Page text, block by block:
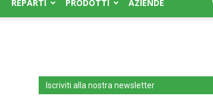
REPARTI PRODOTTI AZIENDE
Iscriviti alla nostra newsletter